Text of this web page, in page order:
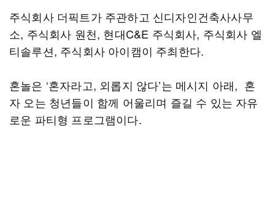
주식회사 더픽트가 주관하고 신디자인건축사사무
소, 주식회사 원천, 현대C&E 주식회사, 주식회사 엘
티솔루션, 주식회사 아이캠이 주최한다.
혼놀은 ‘혼자라고, 외롭지 않다’는 메시지 아래, 혼
자 오는 청년들이 함께 어울리며 즐길 수 있는 자유
로운 파티형 프로그램이다.